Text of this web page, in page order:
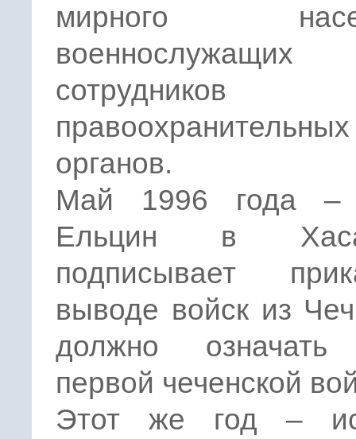
мирного
сотрудников
правоохранительных
органов.
Май 1996 года –
Ельцин в
подписывает
выводе войск из
должно означать
первой чеченской
Этот же год –